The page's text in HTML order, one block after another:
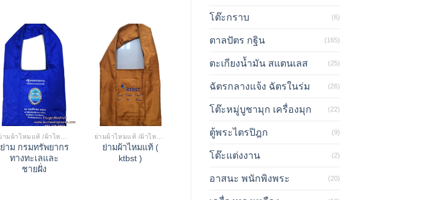
ย่าม กรมทรัพยากร
ทางทะเลและ
ชายฝั่ง
ย่ามผ้าไหมแท้ (
ktbst )
โต๊ะกราบ (6)
ตาลปัตร กฐิน (165)
ตะเกียงน้ำมัน สแตนเลส (25)
ฉัตรกลางแจ้ง ฉัตรในร่ม (26)
โต๊ะหมู่บูชามุก เครื่องมุก (22)
ตู้พระไตรปิฎก (9)
โต๊ะแต่งงาน (2)
อาสนะ พนักพิงพระ (20)